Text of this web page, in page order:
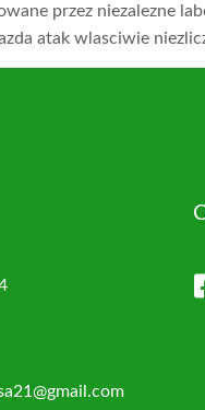
przez niezalezne
atak wlasciwie